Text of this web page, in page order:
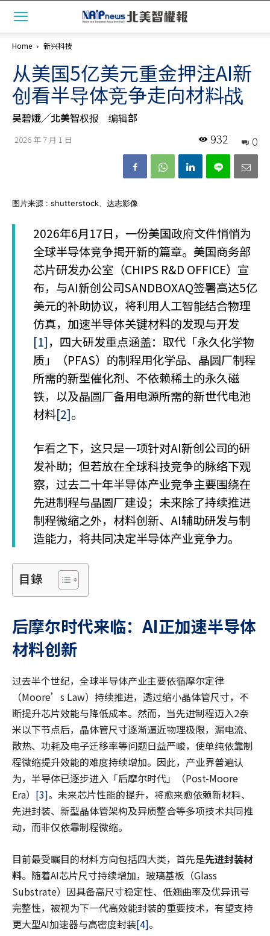
Home 新兴科技
从美国5亿美元重金押注AI新
创看半导体竞争走向材料战
吴碧娥╱北美智权报 编辑部
2026 年 7 月 1 日 0
932
图片来源 : shutterstock、达志影像
2026年6月17日，一份美国政府文件悄悄为
全球半导体竞争揭开新的篇章。美国商务部
芯片研发办公室（CHIPS R&D OFFICE）宣
布，与AI新创公司SANDBOXAQ签署高达5亿
美元的补助协议，将利用人工智能结合物理
仿真，加速半导体关键材料的发现与开发
[1]，四大研发重点涵盖：取代「永久化学物
质」（PFAS）的制程用化学品、晶圆厂制程
所需的新型催化剂、不依赖稀土的永久磁
铁，以及晶圆厂备用电源所需的新世代电池
材料[2]。
乍看之下，这只是一项针对AI新创公司的研
发补助；但若放在全球科技竞争的脉络下观
察，过去二十年半导体产业竞争主要围绕在
先进制程与晶圆厂建设；未来除了持续推进
制程微缩之外，材料创新、AI辅助研发与制
造能力，将共同决定半导体产业竞争力。
目錄
后摩尔时代来临： AI正加速半导体
材料创新
过去半个世纪，全球半导体产业主要依循摩尔定律
（Moore’s Law）持续推进，透过缩小晶体管尺寸，不
断提升芯片效能与降低成本。然而，当先进制程迈入2奈
米以下节点后，晶体管尺寸逐渐逼近物理极限，漏电流、
散热、功耗及电子迁移率等问题日益严峻，使单纯依靠制
程微缩提升效能的难度持续增加。因此，产业界普遍认
为，半导体已逐步进入「后摩尔时代」（Post-Moore
Era） [3]。未来芯片性能的提升，将愈来愈依赖新材料、
先进封装、新型晶体管架构及异质整合等多项技术共同推
动，而非仅依靠制程微缩。
目前最受瞩目的材料方向包括四大类，首先是先进封装材
料。随着AI芯片尺寸持续增加，玻璃基板（Glass
Substrate）因具备高尺寸稳定性、低翘曲率及优异讯号
完整性，被视为下一代高效能封装的重要技术，有望支持
更大型AI加速器与高密度封装[4]。